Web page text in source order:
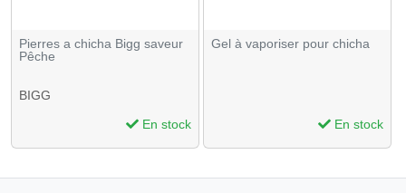
Pierres a chicha Bigg saveur
Pêche
BIGG
En stock
Gel à vaporiser pour chicha
En stock